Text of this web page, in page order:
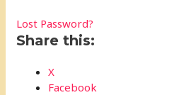
Lost Password?
Share this:
X
Facebook